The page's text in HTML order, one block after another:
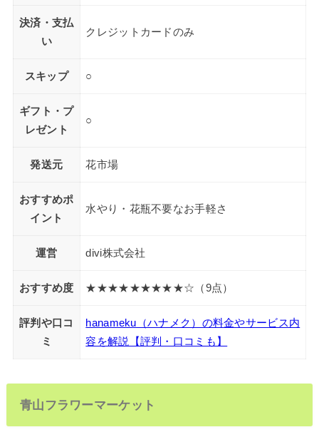
決済・支払
い
クレジットカードのみ
スキップ ○
ギフト・プ
レゼント
○
発送元 花市場
おすすめポ
イント
水やり・花瓶不要なお手軽さ
運営 divi株式会社
おすすめ度 ★★★★★★★★★☆（9点）
評判や口コ
ミ
hanameku（ハナメク）の料金やサービス内
容を解説【評判・口コミも】
青山フラワーマーケット